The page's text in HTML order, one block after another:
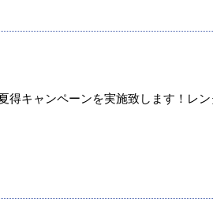
得キャンペーンを実施致します！レ